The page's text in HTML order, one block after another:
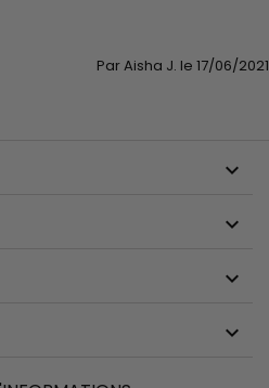
Par Aisha J. le 17/06/2021



